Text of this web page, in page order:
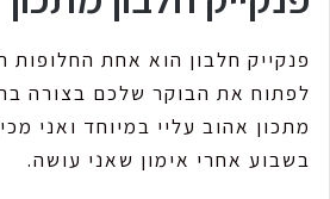
פנקייק חלבון הוא אחת החלופות
לפתוח את הבוקר שלכם בצורה
מתכון אהוב עליי במיוחד ואני
בשבוע אחרי אימון שאני עושה.